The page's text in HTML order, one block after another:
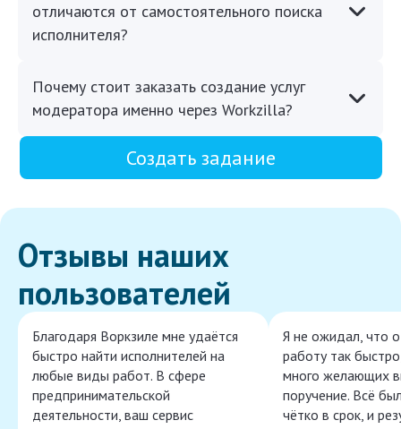
отличаются от самостоятельного поиска
исполнителя?
Почему стоит заказать создание услуг
модератора именно через Workzilla?
Создать задание
Отзывы наших
пользователей
Благодаря Воркзиле мне удаётся
быстро найти исполнителей на
любые виды работ. В сфере
предпринимательской
деятельности, ваш сервис
Я не ожидал, что
работу так
много желающих
поручение. Всё
чётко в срок, и